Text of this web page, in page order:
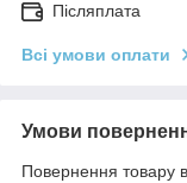
Післяплата
Всі умови оплати
Умови
Повернення товару